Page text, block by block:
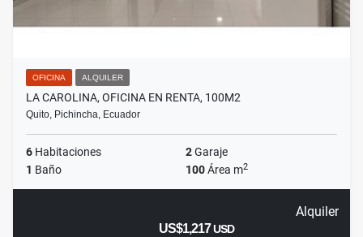
OFICINA ALQUILER
LA CAROLINA, OFICINA EN RENTA, 100M2
Quito, Pichincha, Ecuador
6 Habitaciones 2Garaje
1 Baño 100Área m2
Alquiler
US$1,217USD